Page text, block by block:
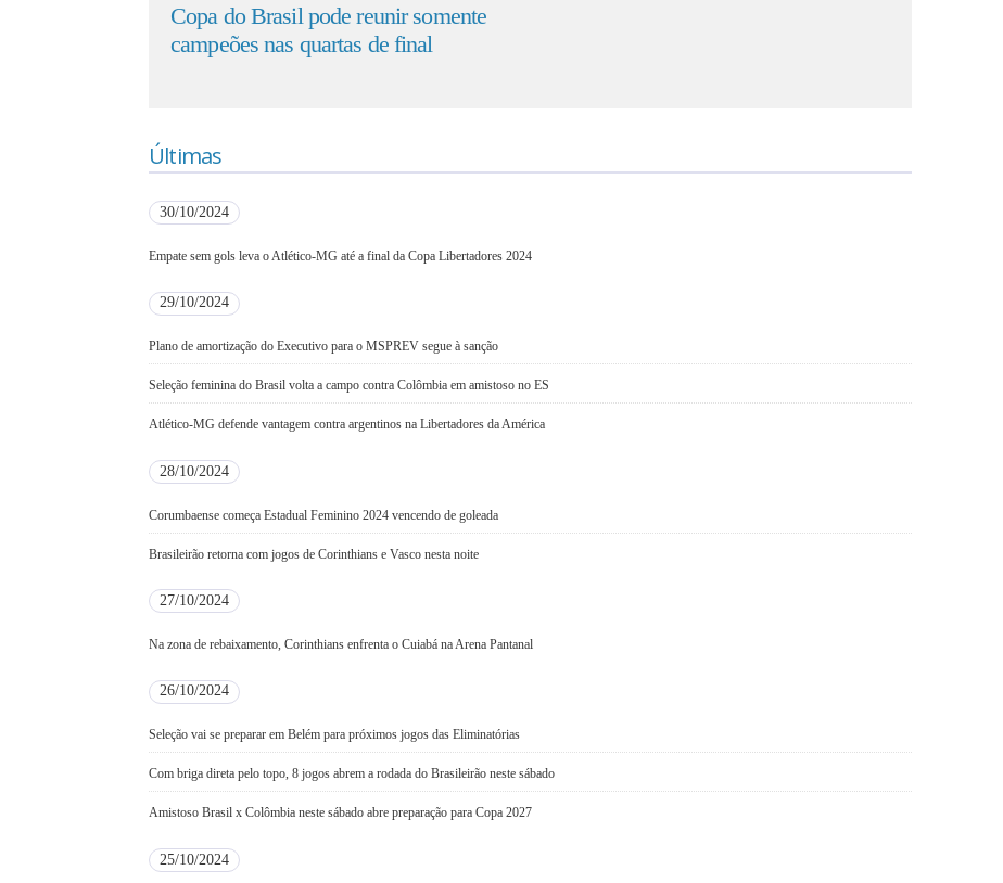
Brasil pode reunir somente
nas quartas de final
JOPOIN começa nesta quinta-feira na Aldeia
Limão Verde em Aquidauana
Últimas
30/10/2024
Empate sem gols leva o Atlético-MG até a final da Copa Libertadores 2024
29/10/2024
Plano de amortização do Executivo para o MSPREV segue à sanção
Seleção feminina do Brasil volta a campo contra Colômbia em amistoso no ES
Atlético-MG defende vantagem contra argentinos na Libertadores da América
28/10/2024
Corumbaense começa Estadual Feminino 2024 vencendo de goleada
Brasileirão retorna com jogos de Corinthians e Vasco nesta noite
27/10/2024
Na zona de rebaixamento, Corinthians enfrenta o Cuiabá na Arena Pantanal
26/10/2024
Seleção vai se preparar em Belém para próximos jogos das Eliminatórias
Com briga direta pelo topo, 8 jogos abrem a rodada do Brasileirão neste sábado
Amistoso Brasil x Colômbia neste sábado abre preparação para Copa 2027
25/10/2024